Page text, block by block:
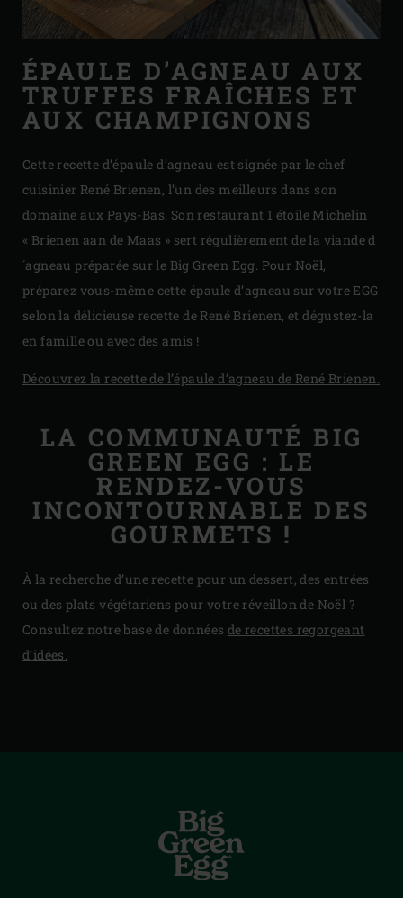
ÉPAULE D’AGNEAU AUX
TRUFFES FRAÎCHES ET
AUX CHAMPIGNONS
Cette recette d’épaule d’agneau est signée par le chef
cuisinier René Brienen, l’un des meilleurs dans son
domaine aux Pays-Bas. Son restaurant 1 étoile Michelin
« Brienen aan de Maas » sert régulièrement de la viande d
´agneau préparée sur le Big Green Egg. Pour Noël,
préparez vous-même cette épaule d’agneau sur votre EGG
selon la délicieuse recette de René Brienen, et dégustez-la
en famille ou avec des amis !
Découvrez la recette de l’épaule d’agneau de René Brienen.
LA COMMUNAUTÉ BIG
GREEN EGG : LE
RENDEZ-VOUS
INCONTOURNABLE DES
GOURMETS !
À la recherche d’une recette pour un dessert, des entrées
ou des plats végétariens pour votre réveillon de Noël ?
Consultez notre base de données de recettes regorgeant
d’idées.